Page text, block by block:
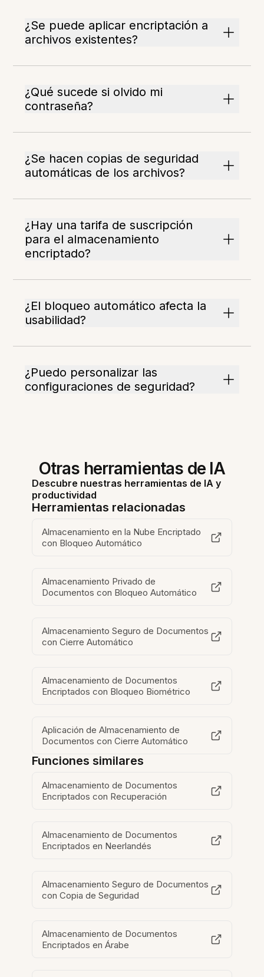
¿Se puede aplicar encriptación a
archivos existentes?
¿Qué sucede si olvido mi
contraseña?
¿Se hacen copias de seguridad
automáticas de los archivos?
¿Hay una tarifa de suscripción
para el almacenamiento
encriptado?
¿El bloqueo automático afecta la
usabilidad?
¿Puedo personalizar las
configuraciones de seguridad?
Otras herramientas de IA
Descubre nuestras herramientas de IA y
productividad
Herramientas relacionadas
Almacenamiento en la Nube Encriptado
con Bloqueo Automático
Almacenamiento Privado de
Documentos con Bloqueo Automático
Almacenamiento Seguro de Documentos
con Cierre Automático
Almacenamiento de Documentos
Encriptados con Bloqueo Biométrico
Aplicación de Almacenamiento de
Documentos con Cierre Automático
Funciones similares
Almacenamiento de Documentos
Encriptados con Recuperación
Almacenamiento de Documentos
Encriptados en Neerlandés
Almacenamiento Seguro de Documentos
con Copia de Seguridad
Almacenamiento de Documentos
Encriptados en Árabe